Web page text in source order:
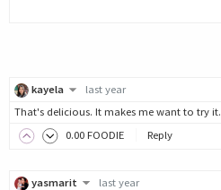
kayela
last year
That's delicious. It makes me want to try it.
0.00 FOODIE Reply
yasmarit
last year